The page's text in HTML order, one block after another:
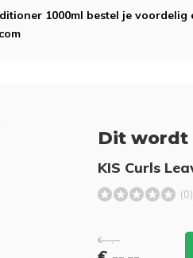
1000ml bestel je voordelig
Dit wordt
KIS Curls
(0)
€ --,--